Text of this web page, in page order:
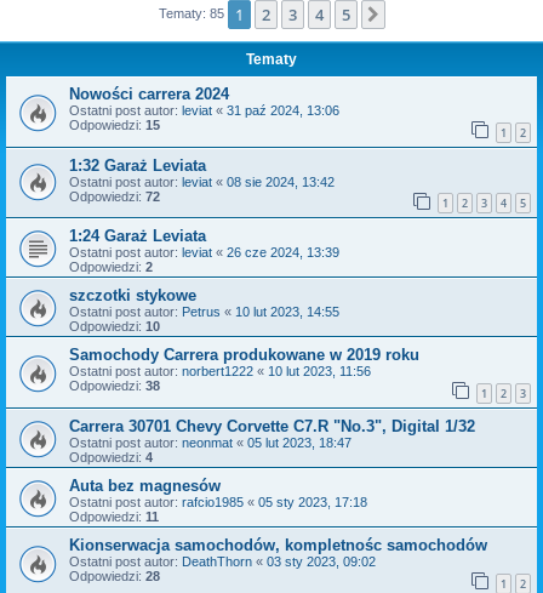
Tematy: 85 1 2 3 4 5
Tematy
Nowości carrera 2024
Ostatni post autor: leviat « 31 paź 2024, 13:06
Odpowiedzi: 15 1 2
1:32 Garaż Leviata
Ostatni post autor: leviat « 08 sie 2024, 13:42
Odpowiedzi: 72 1 2 3 4 5
1:24 Garaż Leviata
Ostatni post autor: leviat « 26 cze 2024, 13:39
Odpowiedzi: 2
szczotki stykowe
Ostatni post autor: Petrus « 10 lut 2023, 14:55
Odpowiedzi: 10
Samochody Carrera produkowane w 2019 roku
Ostatni post autor: norbert1222 « 10 lut 2023, 11:56
Odpowiedzi: 38 1 2 3
Carrera 30701 Chevy Corvette C7.R "No.3", Digital 1/32
Ostatni post autor: neonmat « 05 lut 2023, 18:47
Odpowiedzi: 4
Auta bez magnesów
Ostatni post autor: rafcio1985 « 05 sty 2023, 17:18
Odpowiedzi: 11
Kionserwacja samochodów, kompletnośc samochodów
Ostatni post autor: DeathThorn « 03 sty 2023, 09:02
Odpowiedzi: 28 1 2